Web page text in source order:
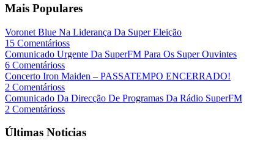
Mais Populares
Voronet Blue Na Liderança Da Super Eleição
15 Comentárioss
Comunicado Urgente Da SuperFM Para Os Super Ouvintes
6 Comentárioss
Concerto Iron Maiden – PASSATEMPO ENCERRADO!
2 Comentárioss
Comunicado Da Direcção De Programas Da Rádio SuperFM
2 Comentárioss
Últimas Noticias